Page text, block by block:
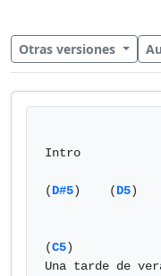
Otras versiones
Intro
(D#5)    (D5)
(C5)
Una tarde de